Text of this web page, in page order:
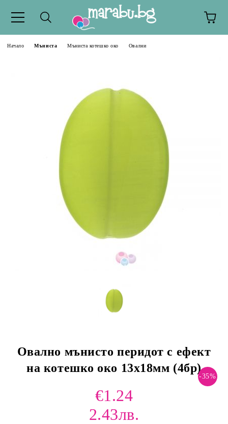
Начало Мъниста Мъниста котешко око Овални
Овално мънисто перидот с ефект
на котешко око 13х18мм (4бр)
-35%
€1.24
2.43лв.